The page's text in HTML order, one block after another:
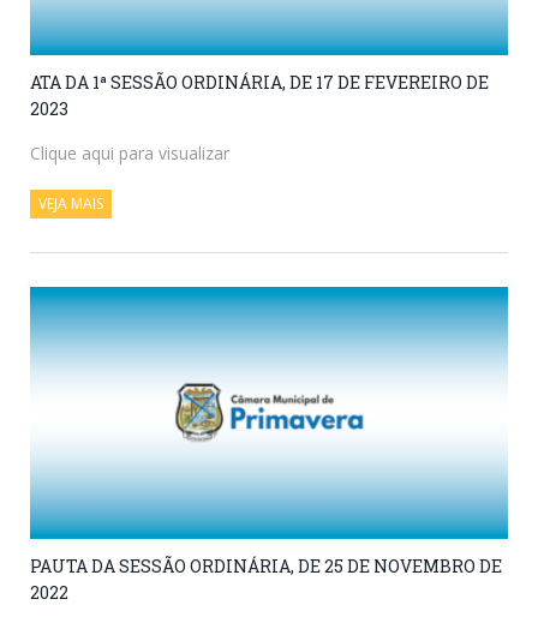
ATA DA 1ª SESSÃO ORDINÁRIA, DE 17 DE FEVEREIRO DE
2023
Clique aqui para visualizar
VEJA MAIS
PAUTA DA SESSÃO ORDINÁRIA, DE 25 DE NOVEMBRO DE
2022